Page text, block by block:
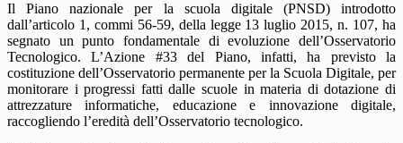
Il Piano nazionale per la scuola digitale (PNSD) introdotto
dall’articolo 1, commi 56-59, della legge 13 luglio 2015, n. 107, ha
segnato un punto fondamentale di evoluzione dell’Osservatorio
Tecnologico. L’Azione #33 del Piano, infatti, ha previsto la
costituzione dell’Osservatorio permanente per la Scuola Digitale, per
monitorare i progressi fatti dalle scuole in materia di dotazione di
attrezzature informatiche, educazione e innovazione digitale,
raccogliendo l’eredità dell’Osservatorio tecnologico.